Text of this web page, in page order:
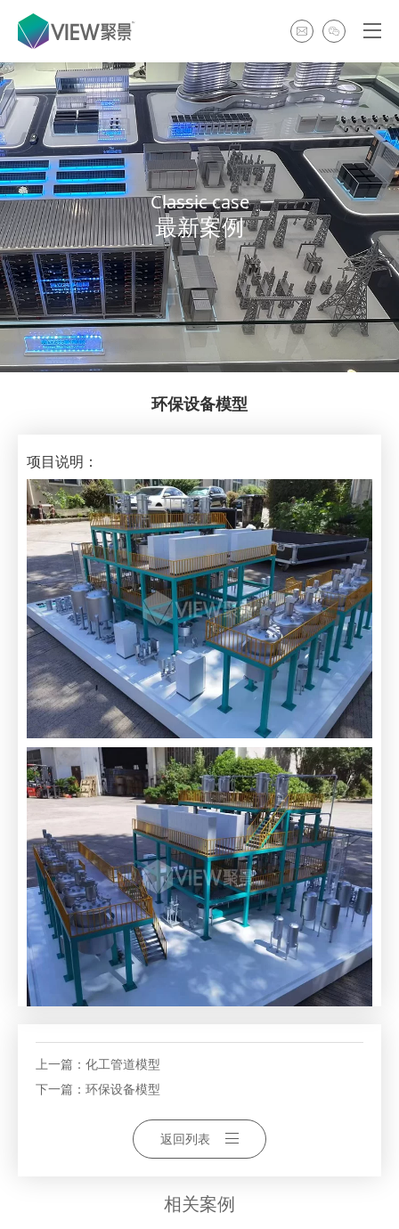
Classic case
最新案例
环保设备模型
项目说明：
上一篇： 化工管道模型
下一篇： 环保设备模型
返回列表
相关案例